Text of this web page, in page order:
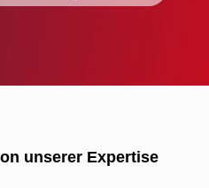
unserer Expertise